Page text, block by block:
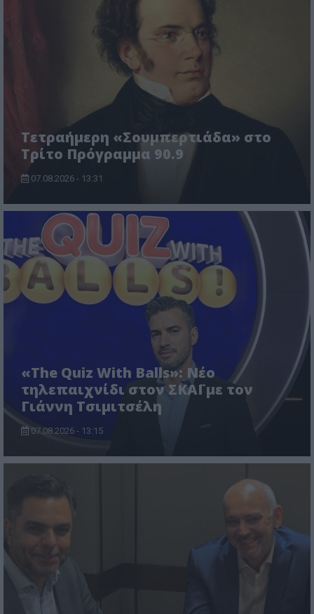
Τετραήμερη «Σουμπερτιάδα» στο
Τρίτο Πρόγραμμα 90.9
07.08.2026 - 13:31
«The Quiz With Balls»: Νέο
τηλεπαιχνίδι στον ΣΚΑΪ με τον
Γιάννη Τσιμιτσέλη
07.08.2026 - 13:15